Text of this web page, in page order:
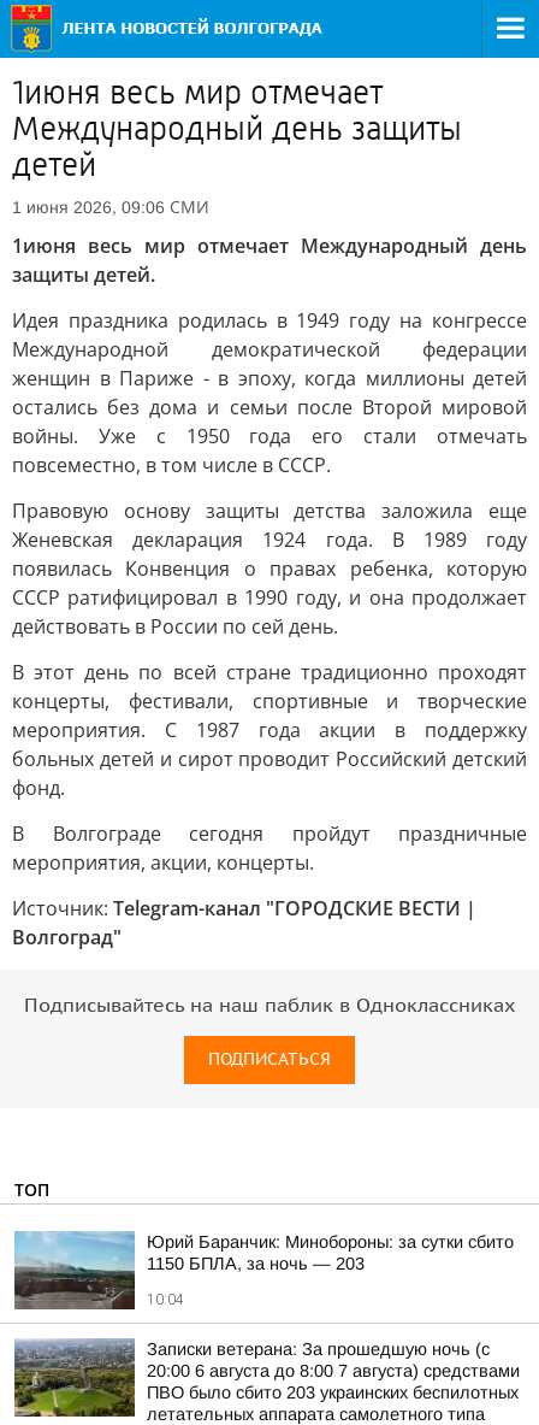
1июня весь мир отмечает
Международный день защиты
детей
1 июня 2026, 09:06 СМИ
1июня весь мир отмечает Международный день
защиты детей.
Идея праздника родилась в 1949 году на конгрессе
Международной демократической федерации
женщин в Париже - в эпоху, когда миллионы детей
остались без дома и семьи после Второй мировой
войны. Уже с 1950 года его стали отмечать
повсеместно, в том числе в СССР.
Правовую основу защиты детства заложила ещe
Женевская декларация 1924 года. В 1989 году
появилась Конвенция о правах ребенка, которую
СССР ратифицировал в 1990 году, и она продолжает
действовать в России по сей день.
В этот день по всей стране традиционно проходят
концерты, фестивали, спортивные и творческие
мероприятия. С 1987 года акции в поддержку
больных детей и сирот проводит Российский детский
фонд.
В Волгограде сегодня пройдут праздничные
мероприятия, акции, концерты.
Источник: Telegram-канал "ГОРОДСКИЕ ВЕСТИ |
Волгоград"
Подписывайтесь на наш паблик в Одноклассниках
ПОДПИСАТЬСЯ
ТОП
Юрий Баранчик: Минобороны: за сутки сбито
1150 БПЛА, за ночь — 203
10:04
Записки ветерана: За прошедшую ночь (с
20:00 6 августа до 8:00 7 августа) средствами
ПВО было сбито 203 украинских беспилотных
летательных аппарата самолетного типа